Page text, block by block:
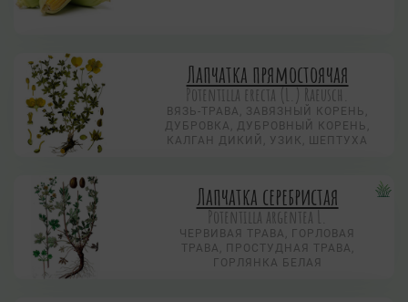
Лапчатка прямостоячая
Potentilla erecta (L.) Raeusch.
ВЯЗЬ-ТРАВА, ЗАВЯЗНЫЙ КОРЕНЬ,
ДУБРОВКА, ДУБРОВНЫЙ КОРЕНЬ,
КАЛГАН ДИКИЙ, УЗИК, ШЕПТУХА
Лапчатка серебристая
Potentilla argentea L.
ЧЕРВИВАЯ ТРАВА, ГОРЛОВАЯ
ТРАВА, ПРОСТУДНАЯ ТРАВА,
ГОРЛЯНКА БЕЛАЯ